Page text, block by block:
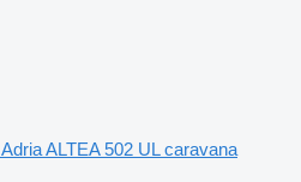
Adria ALTEA 502 UL caravana